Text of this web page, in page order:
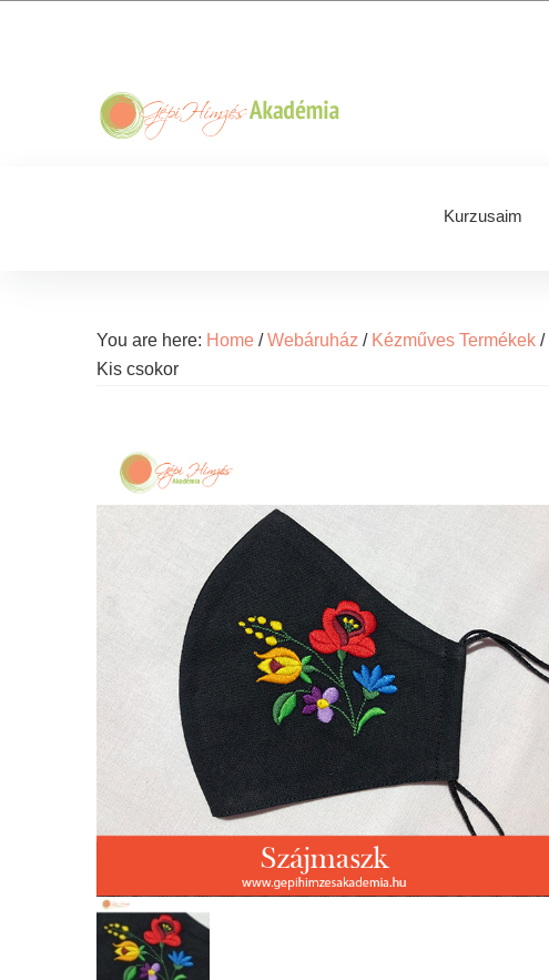
Kurzusaim
You are here: Home / Webáruház / Kézműves Termékek /
Kis csokor